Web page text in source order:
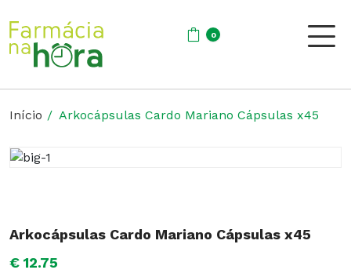
0
Início Arkocápsulas Cardo Mariano Cápsulas x45
Arkocápsulas Cardo Mariano Cápsulas x45
€ 12.75